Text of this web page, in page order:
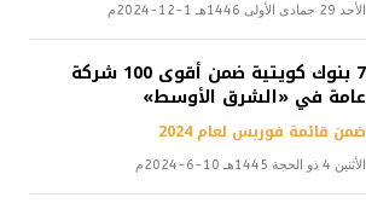
الأحد 29 جمادى الأولى 1446هـ 1-12-2024م
7 بنوك كويتية ضمن أقوى 100 شركة
عامة في «الشرق الأوسط»
ضمن قائمة فوربس لعام 2024
الأثنين 4 ذو الحجة 1445هـ 10-6-2024م